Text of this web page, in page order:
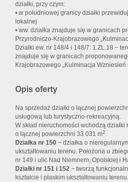
działki, przy czym:
• w południowej granicy działki
lokalnej
• ww. działka znajduje się w granicach
Przyrodniczo-Krajobrazowego
Działki ew. nr 148/4 i 148/7: 1.ZL.18 −
znajduje się w granicach
Krajobrazowego „Kulminacja Wzniesień
Opis oferty
Na sprzedaż działki o łącznej
usługową lub turystyczno-rekreacyjną.
W skład nieruchomości wchodzą
o łącznej powierzchni 33 031 m2.
Działka nr 150 − działka o
ukształtowaniu terenu. Położona u
nr 149 i ulic Nad Niemnem, Opolskiej i
Działki nr 151 i 152 − tworzą
kształcie i płaskim ukształtowaniu